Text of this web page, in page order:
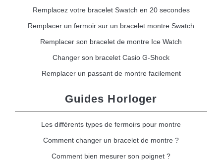
Remplacez votre bracelet Swatch en 20 secondes
Remplacer un fermoir sur un bracelet montre Swatch
Remplacer son bracelet de montre Ice Watch
Changer son bracelet Casio G-Shock
Remplacer un passant de montre facilement
Guides Horloger
Les différents types de fermoirs pour montre
Comment changer un bracelet de montre ?
Comment bien mesurer son poignet ?